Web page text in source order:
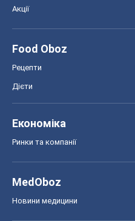
Акції
Food Oboz
Рецепти
Дієти
Економіка
Ринки та компанії
MedOboz
Новини медицини